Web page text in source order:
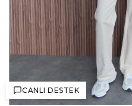
CANLI DESTEK